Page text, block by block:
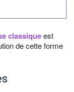
classiqueest
de cette forme